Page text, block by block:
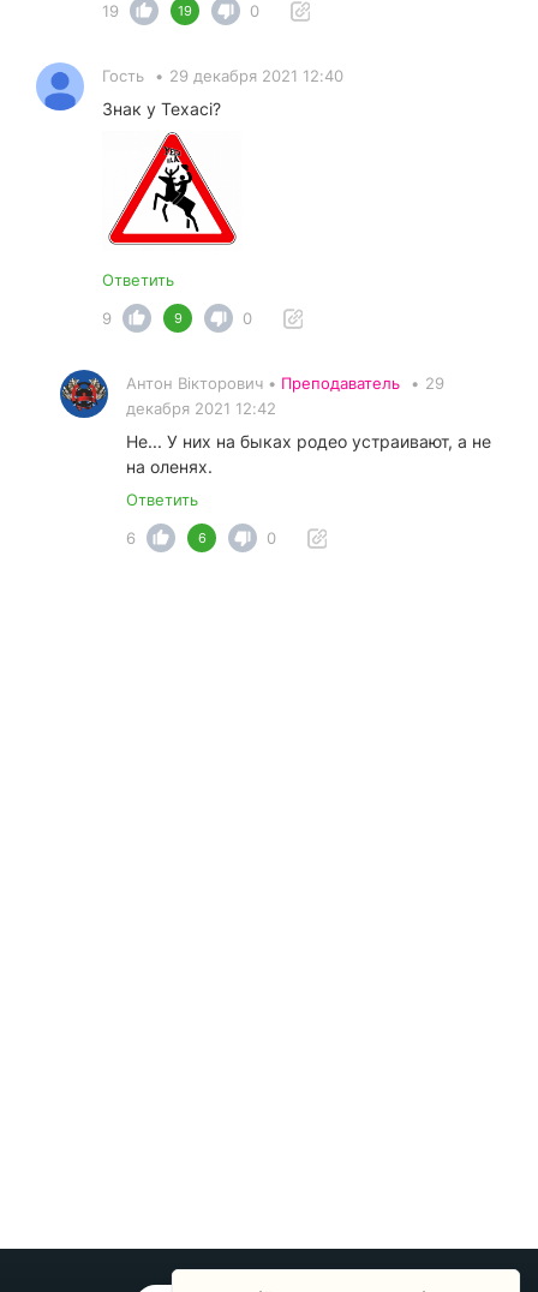
19
19 0
Гость • 29 декабря 2021 12:40
Знак у Техасі?
Ответить
9
9 0
Антон Вікторович • Преподаватель • 29
декабря 2021 12:42
Не... У них на быках родео устраивают, а не
на оленях.
Ответить
6
6 0